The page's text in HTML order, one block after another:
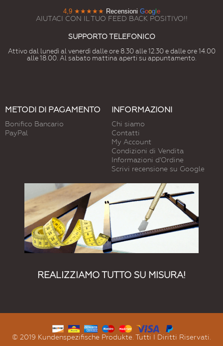
4,9 ★★★★★ Recensioni Googl e
AIUTACI CON IL TUO FEED BACK POSITIVO!!
SUPPORTO TELEFONICO
Attivo dal lunedì al venerdì dalle ore 8.30 alle 12.30 e dalle ore 14.00
alle 18.00. Al sabato mattina aperti su appuntamento.
METODI DI PAGAMENTO
Bonifico Bancario
PayPal
INFORMAZIONI
Chi siamo
Contatti
My Account
Condizioni di Vendita
Informazioni d'Ordine
Scrivi recensione su Google
REALIZZIAMO TUTTO SU MISURA!
© 2019 Kundenspezifische Produkte. Tutti I Diritti Riservati.